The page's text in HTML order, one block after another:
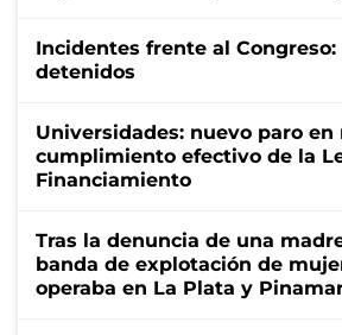
Incidentes frente al Congreso:
detenidos
Universidades: nuevo paro en
cumplimiento efectivo de la
Financiamiento
Tras la denuncia de una
banda de explotación de
operaba en La Plata y